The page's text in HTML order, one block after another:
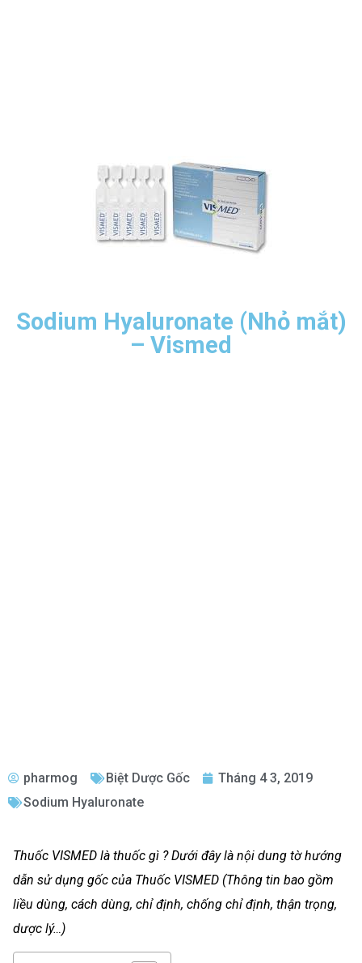
Sodium Hyaluronate (Nhỏ mắt)
– Vismed
pharmog Biệt Dược Gốc
Tháng 4 3, 2019
Sodium Hyaluronate
Thuốc VISMED là thuốc gì ? Dưới đây là nội dung tờ hướng
dẫn sử dụng gốc của Thuốc VISMED (Thông tin bao gồm
liều dùng, cách dùng, chỉ định, chống chỉ định, thận trọng,
dược lý…)